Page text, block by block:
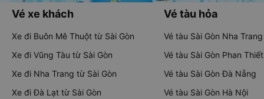
Vé xe khách
Xe đi Buôn Mê Thuột từ Sài Gòn
Xe đi Vũng Tàu từ Sài Gòn
Xe đi Nha Trang từ Sài Gòn
Xe đi Đà Lạt từ Sài Gòn
Vé tàu hỏa
Vé tàu Sài Gòn Nha Trang
Vé tàu Sài Gòn Phan Thiết
Vé tàu Sài Gòn Đà Nẵng
Vé tàu Sài Gòn Hà Nội